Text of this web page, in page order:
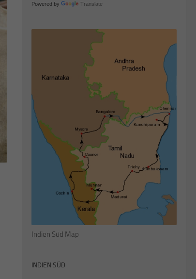
Powered by Translate
Indien Süd Map
INDIEN SÜD